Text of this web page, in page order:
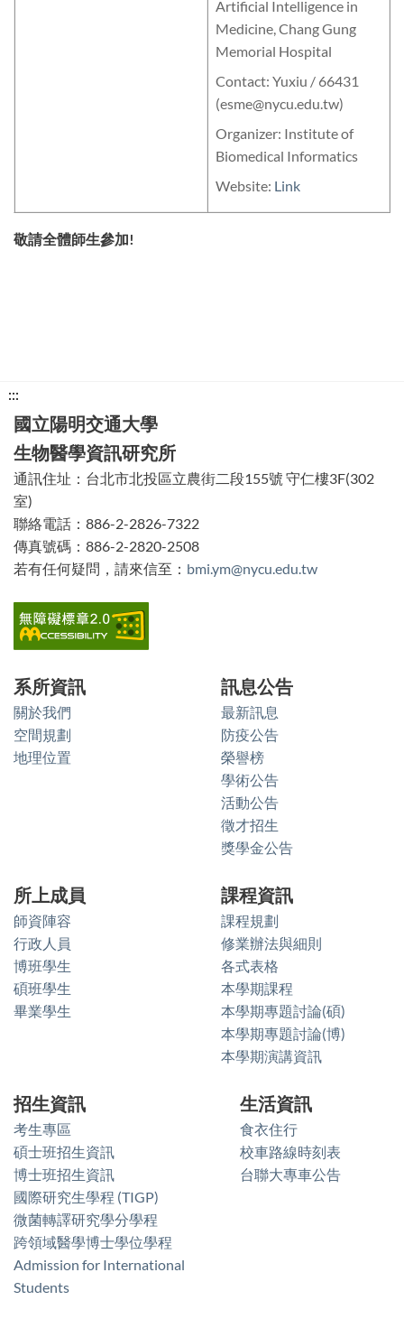
Artificial Intelligence in
Medicine, Chang Gung
Memorial Hospital
Contact: Yuxiu / 66431
(esme@nycu.edu.tw)
Organizer: Institute of
Biomedical Informatics
Website: Link
敬請全體師生參加!
:::
方
功
能
區
塊
國立陽明交通大學
生物醫學資訊研究所
通訊住址：台北市北投區立農街二段155號 守仁樓3F(302
室)
聯絡電話：886-2-2826-7322
傳真號碼：886-2-2820-2508
若有任何疑問，請來信至： bmi.ym@nycu.edu.tw
系所資訊
關於我們
空間規劃
地理位置
訊息公告
最新訊息
防疫公告
榮譽榜
學術公告
活動公告
徵才招生
獎學金公告
所上成員
師資陣容
行政人員
博班學生
碩班學生
畢業學生
課程資訊
課程規劃
修業辦法與細則
各式表格
本學期課程
本學期專題討論(碩)
本學期專題討論(博)
本學期演講資訊
招生資訊
考生專區
碩士班招生資訊
博士班招生資訊
國際研究生學程 (TIGP)
微菌轉譯研究學分學程
跨領域醫學博士學位學程
Admission for International
Students
生活資訊
食衣住行
校車路線時刻表
台聯大專車公告